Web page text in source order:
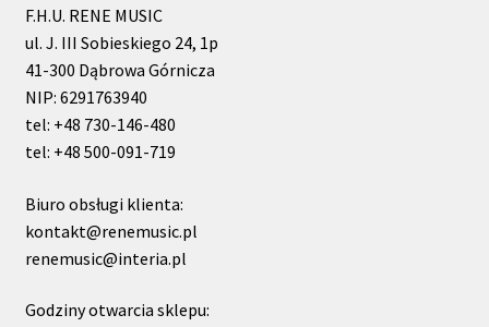
F.H.U. RENE MUSIC
ul. J. III Sobieskiego 24, 1p
41-300 Dąbrowa Górnicza
NIP: 6291763940
tel: +48 730-146-480
tel: +48 500-091-719
Biuro obsługi klienta:
kontakt@renemusic.pl
renemusic@interia.pl
Godziny otwarcia sklepu: